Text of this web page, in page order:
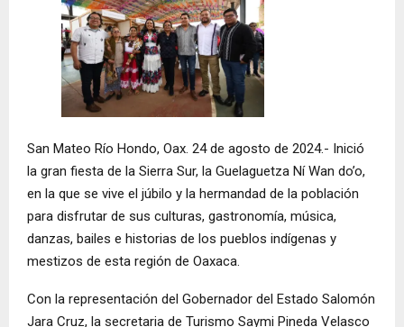
San Mateo Río Hondo, Oax. 24 de agosto de 2024.- Inició
la gran fiesta de la Sierra Sur, la Guelaguetza Ní Wan do’o,
en la que se vive el júbilo y la hermandad de la población
para disfrutar de sus culturas, gastronomía, música,
danzas, bailes e historias de los pueblos indígenas y
mestizos de esta región de Oaxaca.
Con la representación del Gobernador del Estado Salomón
Jara Cruz, la secretaria de Turismo Saymi Pineda Velasco